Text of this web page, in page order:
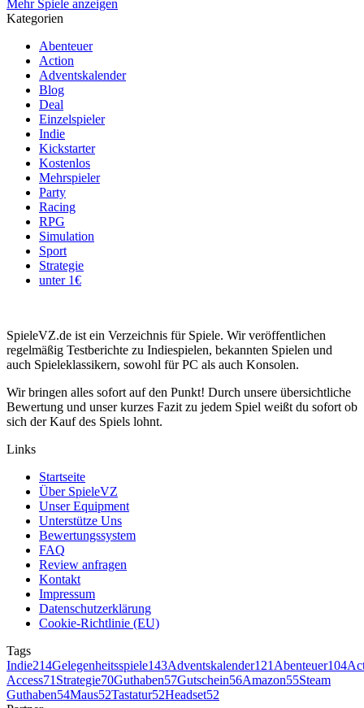
Mehr Spiele anzeigen
Kategorien
Abenteuer
Action
Adventskalender
Blog
Deal
Einzelspieler
Indie
Kickstarter
Kostenlos
Mehrspieler
Party
Racing
RPG
Simulation
Sport
Strategie
unter 1€
SpieleVZ.de ist ein Verzeichnis für Spiele. Wir veröffentlichen
regelmäßig Testberichte zu Indiespielen, bekannten Spielen und
auch Spieleklassikern, sowohl für PC als auch Konsolen.
Wir bringen alles sofort auf den Punkt! Durch unsere übersichtliche
Bewertung und unser kurzes Fazit zu jedem Spiel weißt du sofort ob
sich der Kauf des Spiels lohnt.
Links
Startseite
Über SpieleVZ
Unser Equipment
Unterstütze Uns
Bewertungssystem
FAQ
Review anfragen
Kontakt
Impressum
Datenschutzerklärung
Cookie-Richtlinie (EU)
Tags
Indie214Gelegenheitsspiele143Adventskalender121Abenteuer104
Access71Strategie70Guthaben57Gutschein56Amazon55Steam
Guthaben54Maus52Tastatur52Headset52